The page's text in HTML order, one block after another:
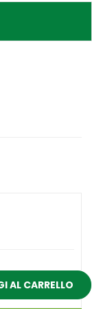
AL CARRELLO